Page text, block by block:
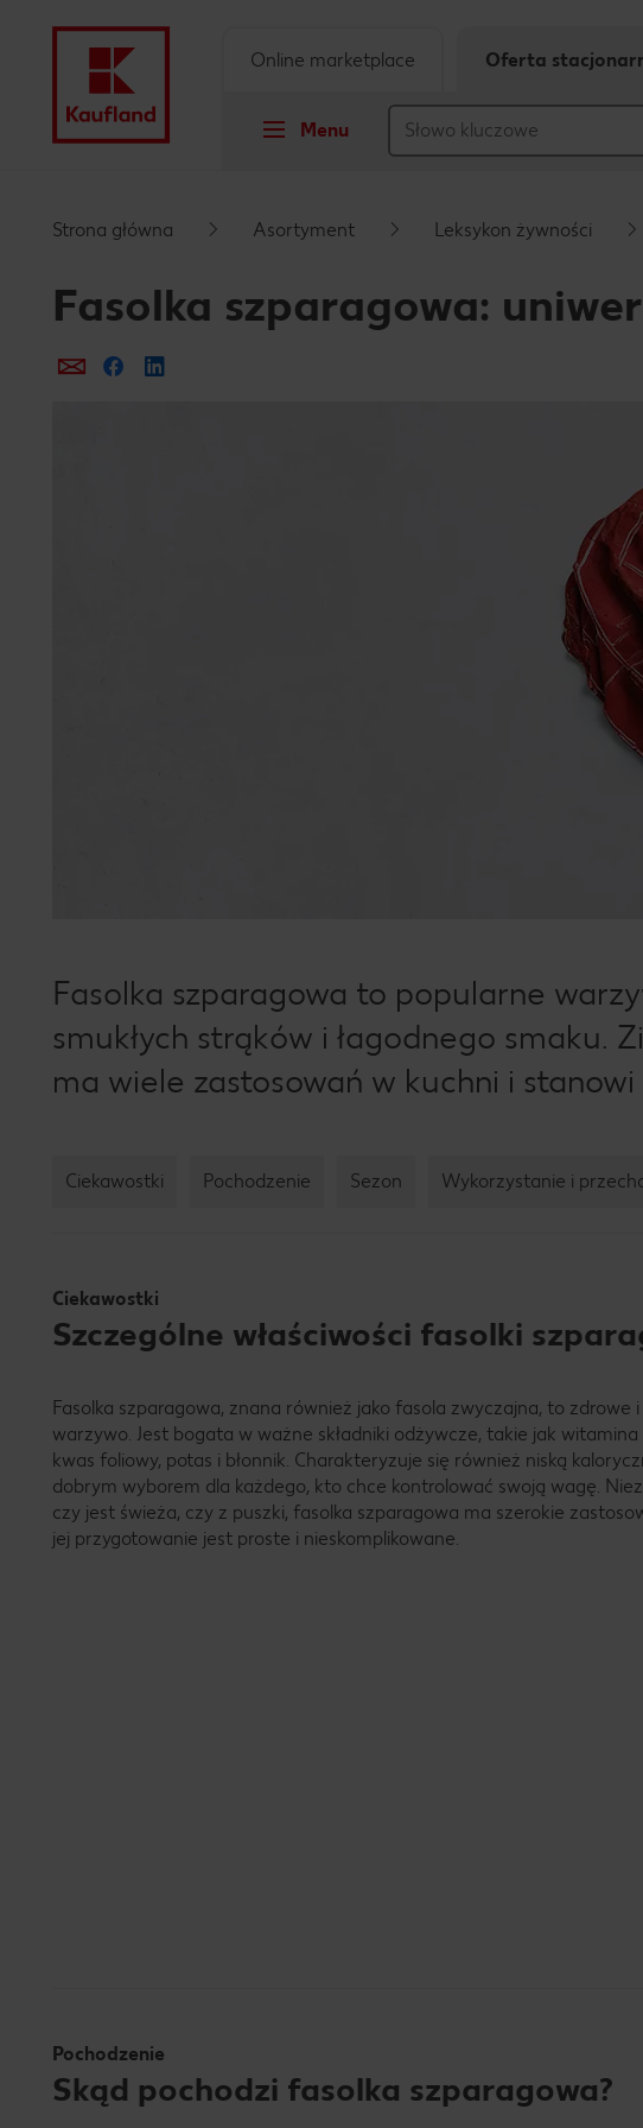
Menu
Online marketplace Oferta
Strona główna Asortyment Leksykon żywności
Fasolka szparagowa:
Prześlij e-mailem
Udostępnij na Facebooku
Fasolka szparagowa to popularne
smukłych strąków i łagodnego smaku.
ma wiele zastosowań w kuchni i
Ciekawostki Pochodzenie Sezon Wykorzystanie i
Ciekawostki
Szczególne właściwości fasolki
Fasolka szparagowa, znana również jako fasola zwyczajna, to zdrowe
warzywo. Jest bogata w ważne składniki odżywcze, takie jak witamina
kwas foliowy, potas i błonnik. Charakteryzuje się również niską
dobrym wyborem dla każdego, kto chce kontrolować swoją wagę.
czy jest świeża, czy z puszki, fasolka szparagowa ma szerokie
jej przygotowanie jest proste i nieskomplikowane.
Pochodzenie
Skąd pochodzi fasolka szparagowa?